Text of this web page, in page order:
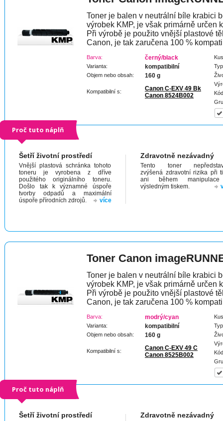
Toner je balen v neutrální bíle krabici
výrobek KMP, je však primárně určen
Při výrobě je použito vnější plastové
Canon, je tak zaručena 100 %
Barva: černý/black
Varianta: kompatibilní
Objem nebo obsah: 160 g
Kompatibilní s:
Canon C-EXV 49 Bk
Canon 8524B002
Proč tuto náplň
Šetří životní prostředí
Vnější plastová schránka tohoto
toneru je vyrobena z dříve
použitého originálního toneru.
Došlo tak k významné úspoře
tvorby odpadů a maximální
úspoře přírodních zdrojů.
více
Zdravotně nezávadný
Tento toner
zvýšená zdravotní rizika při
ani během
výsledným tiskem.
Toner Canon
Toner je balen v neutrální bíle krabici
výrobek KMP, je však primárně určen
Při výrobě je použito vnější plastové
Canon, je tak zaručena 100 %
Barva: modrý/cyan
Varianta: kompatibilní
Objem nebo obsah: 160 g
Kompatibilní s:
Canon C-EXV 49 C
Canon 8525B002
Proč tuto náplň
Šetří životní prostředí Zdravotně nezávadný